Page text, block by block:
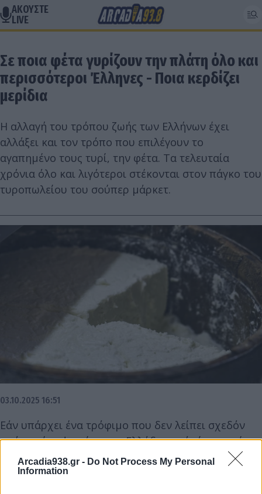
Arcadia938.gr - Do Not Process My Personal
Information
ΑΚΟΥΣΤΕ
LIVE
Σε ποια φέτα γυρίζουν την πλάτη όλο και
περισσότεροι Έλληνες - Ποια κερδίζει
μερίδια
Η αλλαγή του τρόπου ζωής των Ελλήνων έχει
αλλάξει και τον τρόπο που επιλέγουν το
αγαπημένο τους τυρί, την φέτα. Τα τελευταία
χρόνια όλο και λιγότεροι στέκονται στον πάγκο του
τυροπωλείου του σούπερ μάρκετ.
03.10.2025 16:51
Εάν υπάρχει ένα τρόφιμο που δεν λείπει σχεδόν
από κανένα ψυγείο στην Ελλάδα αυτό είναι η φέτα.
Οι Έλληνες δαπανούμε κάτι πάνω από 250 εκατ.
ευρώ (σ.σ. μόνο στα σούπερ μάρκετ) για να